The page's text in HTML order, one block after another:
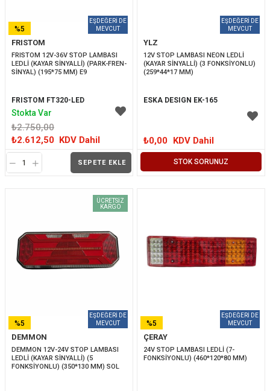
FRISTOM
FRISTOM 12V-36V STOP LAMBASI
LEDLİ (KAYAR SİNYALLİ) (PARK-FREN-
SİNYAL) (195*75 MM) E9
FRISTOM FT320-LED
₺2.750,00
₺2.612,50 KDV Dahil
SEPETE EKLE
%5
İNDIRIM
Stokta Var
STOK SORUNUZ
YLZ
12V STOP LAMBASI NEON LEDLİ
(KAYAR SİNYALLİ) (3 FONKSİYONLU)
(259*44*17 MM)
ESKA DESIGN EK-165
₺0,00 KDV Dahil
DEMMON
DEMMON 12V-24V STOP LAMBASI
LEDLİ (KAYAR SİNYALLİ) (5
FONKSİYONLU) (350*130 MM) SOL
%5
İNDIRIM
ÜCRETSIZ
KARGO
ÇERAY
24V STOP LAMBASI LEDLİ (7-
FONKSİYONLU) (460*120*80 MM)
%5
İNDIRIM